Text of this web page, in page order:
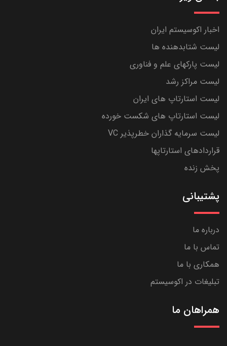
اخبار اکوسیستم ایران
لیست شتابدهنده ها
لیست پارکهای علم و فناوری
لیست مراکز رشد
لیست استارتاپ های ایران
لیست استارتاپ های شکست خورده
لیست سرمایه گذاران خطرپذیر VC
قراردادهای استارتاپها
پخش زنده
پشتیبانی
درباره ما
تماس با ما
همکاری با ما
تبلیغات در اکوسیستم
همراهان ما